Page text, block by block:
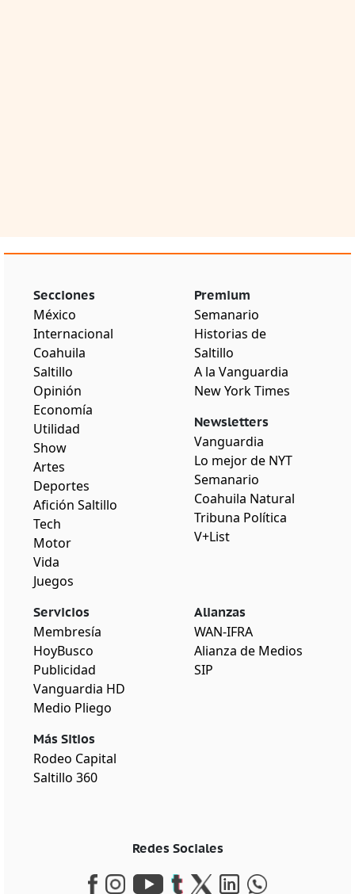
Secciones
México
Internacional
Coahuila
Saltillo
Opinión
Economía
Utilidad
Show
Artes
Deportes
Afición Saltillo
Tech
Motor
Vida
Juegos
Premium
Semanario
Historias de
Saltillo
A la Vanguardia
New York Times
Newsletters
Vanguardia
Lo mejor de NYT
Semanario
Coahuila Natural
Tribuna Política
V+List
Servicios
Membresía
HoyBusco
Publicidad
Vanguardia HD
Medio Pliego
Más Sitios
Rodeo Capital
Saltillo 360
Alianzas
WAN-IFRA
Alianza de Medios
SIP
Redes Sociales